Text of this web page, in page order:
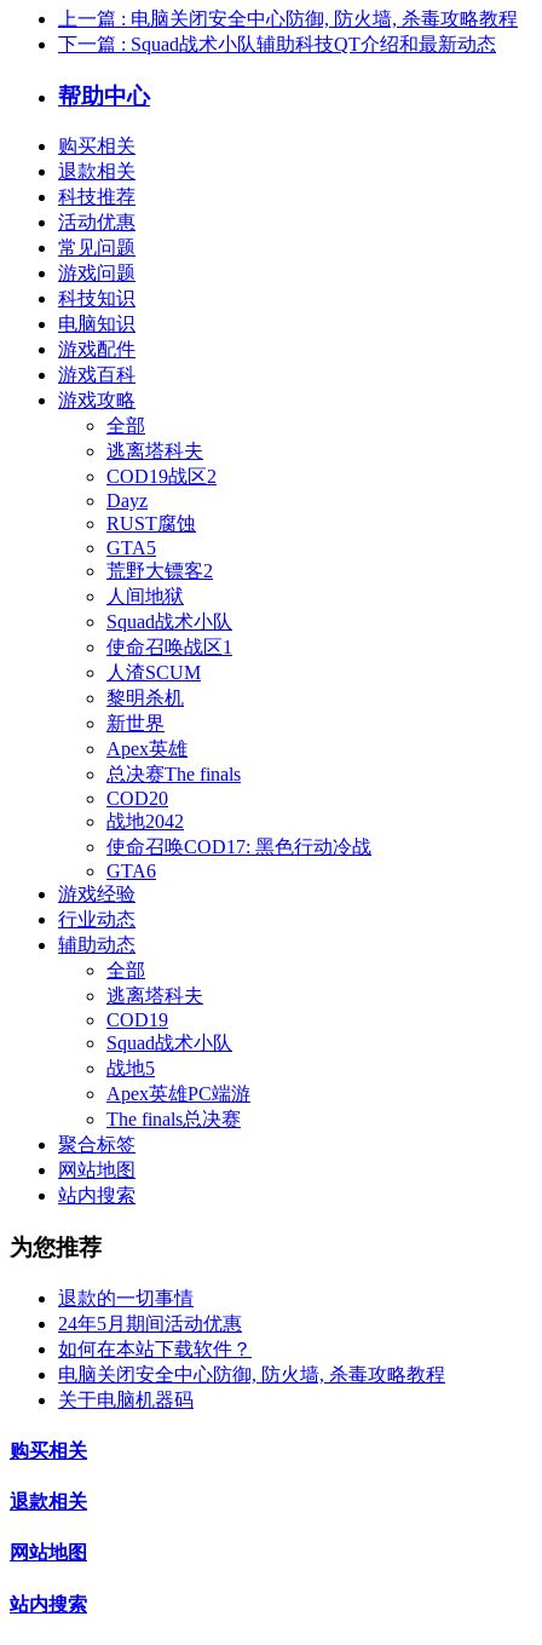
上一篇 : 电脑关闭安全中心防御, 防火墙, 杀毒攻略教程
下一篇 : Squad战术小队辅助科技QT介绍和最新动态
帮助中心
购买相关
退款相关
科技推荐
活动优惠
常见问题
游戏问题
科技知识
电脑知识
游戏配件
游戏百科
游戏攻略
全部
逃离塔科夫
COD19战区2
Dayz
RUST腐蚀
GTA5
荒野大镖客2
人间地狱
Squad战术小队
使命召唤战区1
人渣SCUM
黎明杀机
新世界
Apex英雄
总决赛The finals
COD20
战地2042
使命召唤COD17: 黑色行动冷战
GTA6
游戏经验
行业动态
辅助动态
全部
逃离塔科夫
COD19
Squad战术小队
战地5
Apex英雄PC端游
The finals总决赛
聚合标签
网站地图
站内搜索
为您推荐
退款的一切事情
24年5月期间活动优惠
如何在本站下载软件？
电脑关闭安全中心防御, 防火墙, 杀毒攻略教程
关于电脑机器码
购买相关
退款相关
网站地图
站内搜索